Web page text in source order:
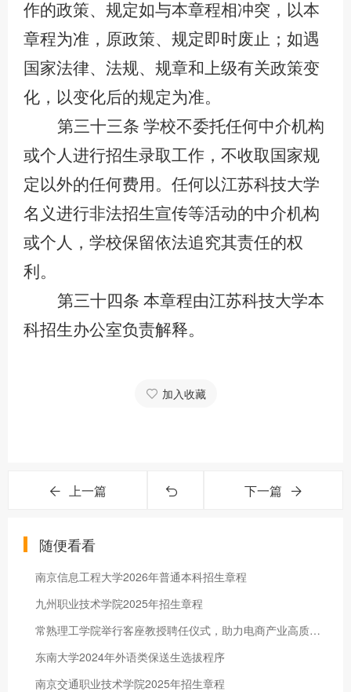
作的政策、规定如与本章程相冲突，以本
章程为准，原政策、规定即时废止；如遇
国家法律、法规、规章和上级有关政策变
化，以变化后的规定为准。
第三十三条 学校不委托任何中介机构
或个人进行招生录取工作，不收取国家规
定 以外的任何费用。任何以江苏科技大学
名义进行非法招生宣传等活动的中介机构
或个人，学校保留依法追究其责任的权
利。
第三十四条 本章程由江苏科技大学本
科招生办公室负责解释。
加入收藏
上一篇 下一篇
随便看看
南京信息工程大学2026年普通本科招生章程
九州职业技术学院2025年招生章程
常熟理工学院举行客座教授聘任仪式，助力电商产业高质量发展
东南大学2024年外语类保送生选拔程序
南京交通职业技术学院2025年招生章程